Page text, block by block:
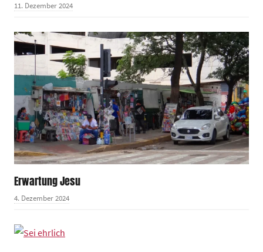
11. Dezember 2024
Erwartung Jesu
4. Dezember 2024